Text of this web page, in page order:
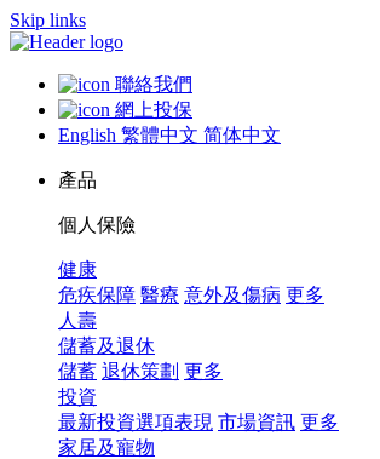
Skip links
聯絡我們
網上投保
English 繁體中文 简体中文
產品
個人保險
健康
危疾保障 醫療 意外及傷病 更多
人壽
儲蓄及退休
儲蓄 退休策劃 更多
投資
最新投資選項表現 市場資訊 更多
家居及寵物